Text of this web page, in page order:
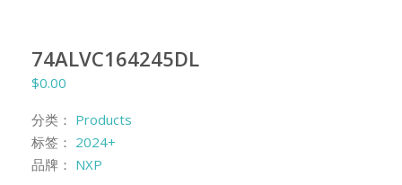
74ALVC164245DL
$0.00
分类： Products
标签： 2024+
品牌： NXP